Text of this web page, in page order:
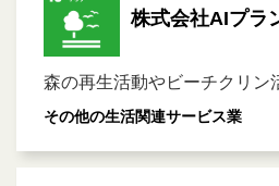
株式会社AIプラ
森の再生活動やビーチクリン
その他の生活関連サービス業